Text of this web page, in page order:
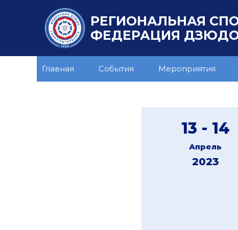
РЕГИОНАЛЬНАЯ
ФЕДЕРАЦИЯ ДЗЮДО
Главная События Мероприятия
13 - 14
Апрель
2023